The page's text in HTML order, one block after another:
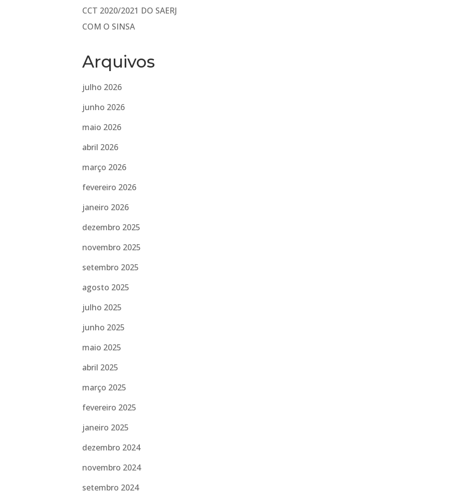
CCT 2020/2021 DO SAERJ
COM O SINSA
Arquivos
julho 2026
junho 2026
maio 2026
abril 2026
março 2026
fevereiro 2026
janeiro 2026
dezembro 2025
novembro 2025
setembro 2025
agosto 2025
julho 2025
junho 2025
maio 2025
abril 2025
março 2025
fevereiro 2025
janeiro 2025
dezembro 2024
novembro 2024
setembro 2024